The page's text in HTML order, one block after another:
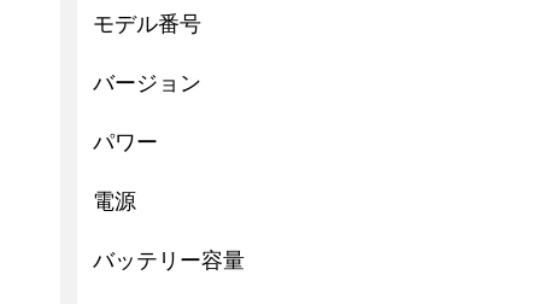
モデル番号
バージョン
パワー
電源
バッテリー容量